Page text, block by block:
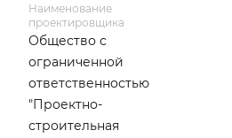
Наименование
проектировщика
Общество с
ограниченной
ответственностью
"Проектно-
строительная